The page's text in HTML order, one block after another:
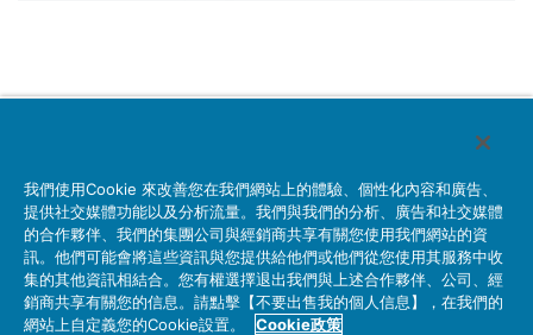
產品資訊 公司概要 人才招募 詢問
隱私權政策 網站使用條例
我們使用Cookie 來改善您在我們網站上的體驗、個性化內容和廣告、
提供社交媒體功能以及分析流量。我們與我們的分析、廣告和社交媒體
的合作夥伴、我們的集團公司與經銷商共享有關您使用我們網站的資
訊。他們可能會將這些資訊與您提供給他們或他們從您使用其服務中收
集的其他資訊相結合。您有權選擇退出我們與上述合作夥伴、公司、經
銷商共享有關您的信息。請點擊【不要出售我的個人信息】，在我們的
網站上自定義您的Cookie設置。
Cookie政策